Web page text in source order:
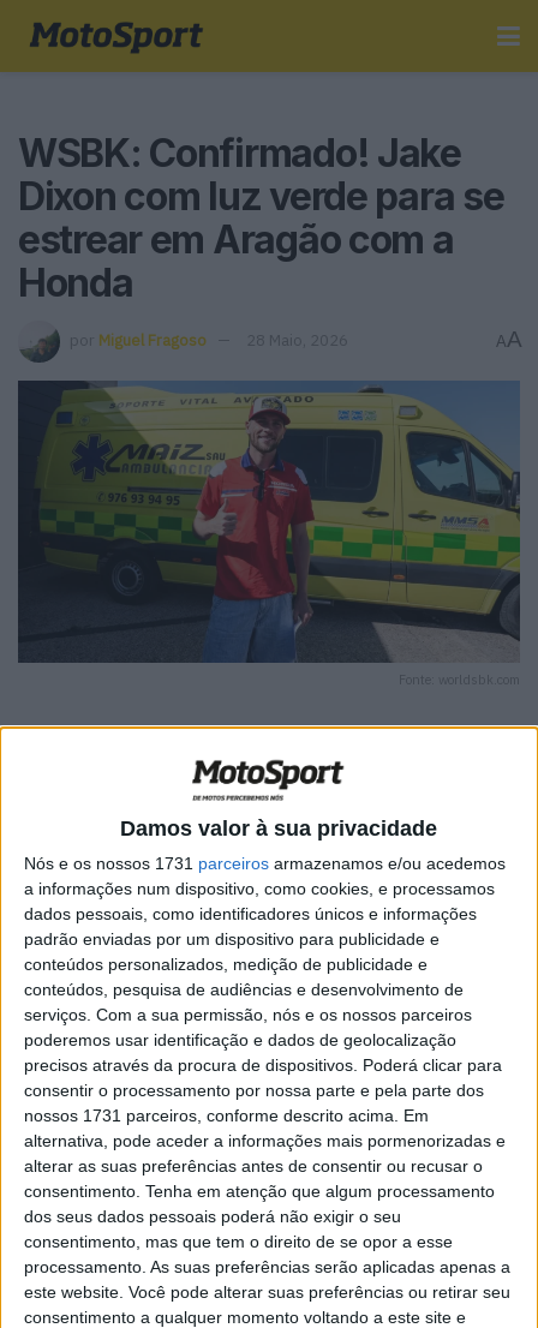
Damos valor à sua privacidade
Nós e os nossos 1731 parceiros armazenamos e/ou acedemos
a informações num dispositivo, como cookies, e processamos
dados pessoais, como identificadores únicos e informações
padrão enviadas por um dispositivo para publicidade e
conteúdos personalizados, medição de publicidade e
conteúdos, pesquisa de audiências e desenvolvimento de
serviços. Com a sua permissão, nós e os nossos parceiros
poderemos usar identificação e dados de geolocalização
precisos através da procura de dispositivos. Poderá clicar para
consentir o processamento por nossa parte e pela parte dos
nossos 1731 parceiros, conforme descrito acima. Em
alternativa, pode aceder a informações mais pormenorizadas e
alterar as suas preferências antes de consentir ou recusar o
consentimento. Tenha em atenção que algum processamento
dos seus dados pessoais poderá não exigir o seu
consentimento, mas que tem o direito de se opor a esse
processamento. As suas preferências serão aplicadas apenas a
este website. Você pode alterar suas preferências ou retirar seu
consentimento a qualquer momento voltando a este site e
WSBK: Confirmado! Jake
Dixon com luz verde para se
estrear em Aragão com a
Honda
por Miguel Fragoso 28 Maio, 2026 AA
Fonte: worldsbk.com
🔊 Ouvir artigo
Jake Dixon (Honda HRC) vai participar no seu primeiro
fim de semana do WSBK em MotorLand Aragão, depois
de receber autorização médica para competir na ronda
espanhola. O rookie britânico lesionou-se numa queda
durante os testes em Phillip Island, e será agora na sexta
ronda da temporada que fará a sua estreia.
Dixon mudou-se de Moto2 para o WorldSBK na
temporada de 2026, mas sofreu uma queda nos testes
em Phillip Island e foi diagnosticado com fraturas no
pulso esquerdo. O piloto #96 foi posteriormente
submetido a uma cirurgia em Melbourne antes de
regressar a Andorra, onde a sua recuperação tem
evoluído positivamente.
Inicialmente, apontava ao regresso em Balaton Park,